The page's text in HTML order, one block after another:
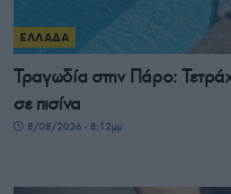
ΕΛΛΑΔΑ
Τραγωδία στην Πάρο:
σε πισίνα
8/08/2026 - 8:12μμ